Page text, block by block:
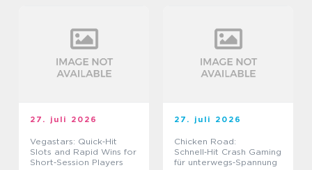
27. juli 2026
Vegastars: Quick‑Hit
Slots and Rapid Wins for
Short‑Session Players
27. juli 2026
Chicken Road:
Schnell‑Hit Crash Gaming
für unterwegs‑Spannung